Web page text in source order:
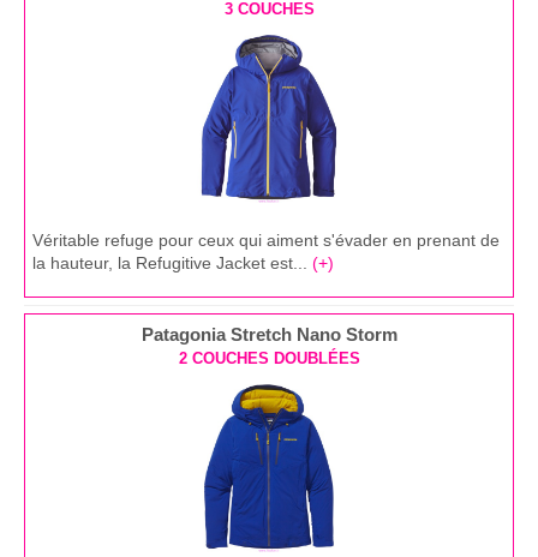
3 COUCHES
Véritable refuge pour ceux qui aiment s'évader en prenant de
la hauteur, la Refugitive Jacket est... (+)
Patagonia Stretch Nano Storm
2 COUCHES DOUBLÉES